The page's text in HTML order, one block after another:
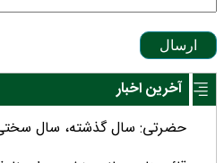
ارسال
آخرین اخبار
حضرتی: سال گذشته، سال سختی